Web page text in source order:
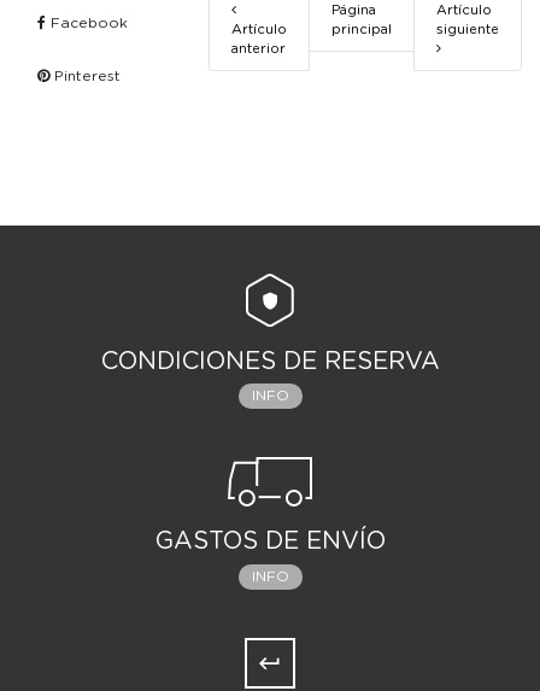
Facebook
Pinterest
Artículo
anterior
Página
principal
Artículo
siguiente
CONDICIONES DE RESERVA
INFO
GASTOS DE ENVÍO
INFO